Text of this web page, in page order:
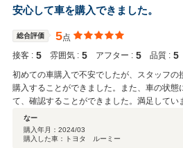
ーメイト曽根 満江
安心して車を購入できました。
総合評価 5点
接客 : 5 雰囲気 : 5 アフター : 5 品質 : 5
初めての車購入で不安でしたが、スタッフの
購入することができました。また、車の状態
て、確認することができました。満足してい
なー
購入年月： 2024/03
購入した車：トヨタ ルーミー